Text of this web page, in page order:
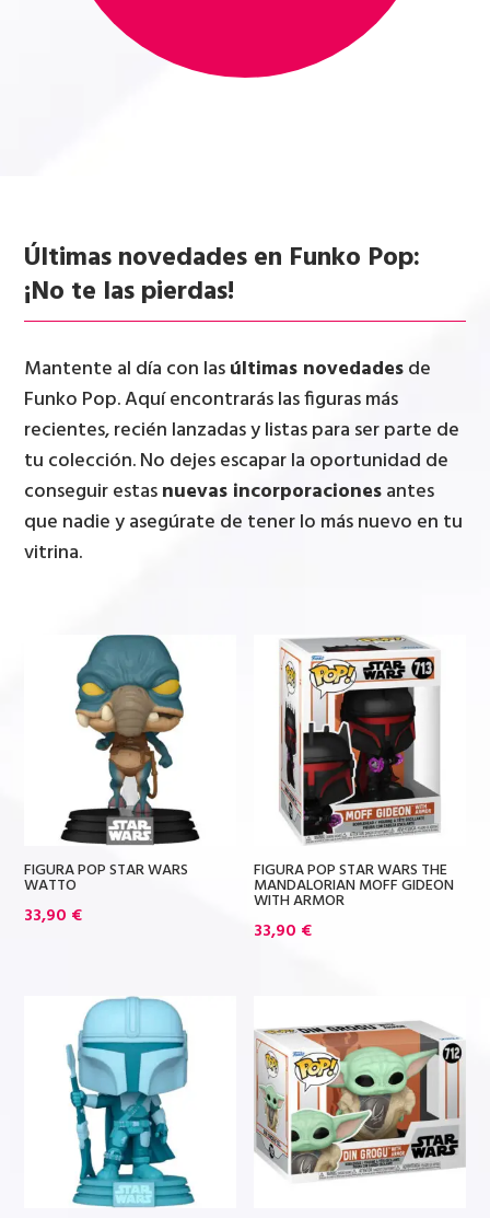
Últimas novedades en Funko Pop:
¡No te las pierdas!
Mantente al día con lasúltimas novedadesde
Funko Pop. Aquí encontrarás las figuras más
recientes, recién lanzadas y listas para ser parte de
tu colección. No dejes escapar la oportunidad de
conseguir estasnuevas incorporacionesantes
que nadie y asegúrate de tener lo más nuevo en tu
vitrina.
FIGURA POP STAR WARS
WATTO
33,90 €
FIGURA POP STAR WARS THE
MANDALORIAN MOFF GIDEON
WITH ARMOR
33,90 €